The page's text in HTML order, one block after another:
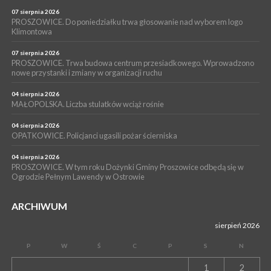
Pałecznicy będą obsługiwani w Proszowicach
WYDARZENIA
PROSZOWICE. W parku Warsztaty Edukacyjno-Przyrodnicze
NOC CIEM
15 lipca 2026
PROSZOWICE. Już za tydzień kolejne zajęcia z cyklu „Wakacyjne
07 sierpnia 2026
PROSZOWICE. Do poniedziałku trwa głosowanie nad wyborem logo
Klimontowa
07 sierpnia 2026
PROSZOWICE. Trwa budowa centrum przesiadkowego. Wprowadzono
nowe przystanki i zmiany w organizacji ruchu
04 sierpnia 2026
MAŁOPOLSKA. Liczba stulatków wciąż rośnie
04 sierpnia 2026
OPATKOWICE. Policjanci ugasili pożar ścierniska
04 sierpnia 2026
PROSZOWICE. W tym roku Dożynki Gminy Proszowice odbędą się w
Ogrodzie Pełnym Lawendy w Ostrowie
ARCHIWUM
sierpień 2026
P W Ś C P S N
1 2